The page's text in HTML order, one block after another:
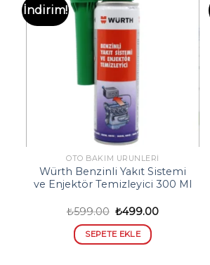
İndirim!
OTO BAKIM ÜRÜNLERI
Würth Benzinli Yakıt Sistemi
ve Enjektör Temizleyici 300 Ml
₺599.00 Orijinal
₺599.00.
₺499.00Şu
SEPETE EKLE